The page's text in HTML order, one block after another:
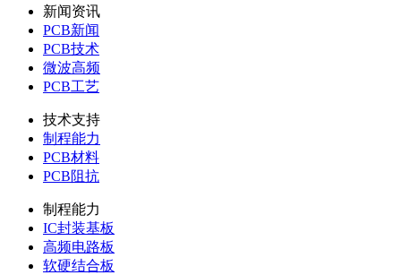
新闻资讯
PCB新闻
PCB技术
微波高频
PCB工艺
技术支持
制程能力
PCB材料
PCB阻抗
制程能力
IC封装基板
高频电路板
软硬结合板